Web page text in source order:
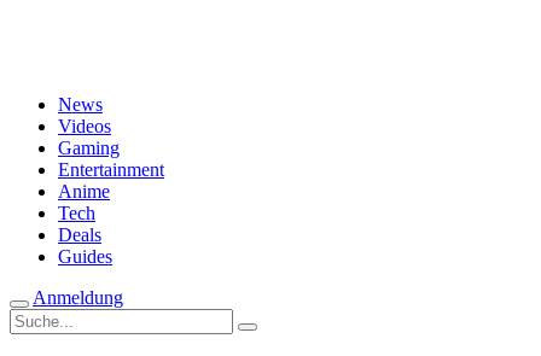
News
Videos
Gaming
Entertainment
Anime
Tech
Deals
Guides
Anmeldung
Suche
nach: